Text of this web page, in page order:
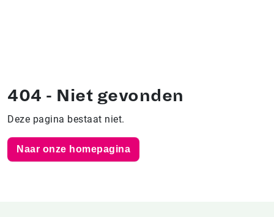
404 - Niet gevonden
Deze pagina bestaat niet.
Naar onze homepagina